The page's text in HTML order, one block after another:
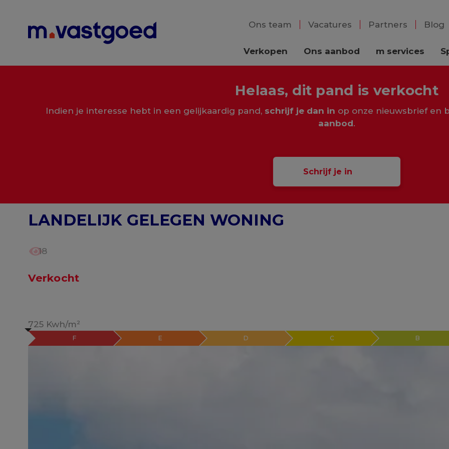
Ons team
Vacatures Partners Blog
Verkopen Ons aanbod m services
Helaas, dit pand is verkocht
Indien je interesse hebt in een gelijkaardig pand, schrijf je dan in op onze nieuwsbrief en
aanbod.
Schrijf je in
LANDELIJK GELEGEN WONING
18
Verkocht
725 Kwh/m²
F E D C B